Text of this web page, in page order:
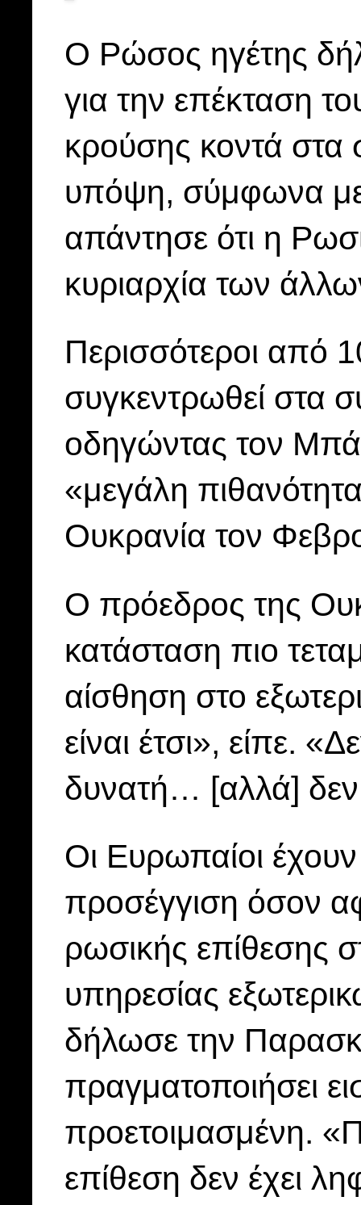
Ο Ρώσος ηγέτης
για την επέκταση
κρούσης κοντά
υπόψη, σύμφωνα με
απάντησε ότι η
κυριαρχία των
Περισσότεροι από
συγκεντρωθεί στα
οδηγώντας τον
«μεγάλη
Ουκρανία τον
Ο πρόεδρος της
κατάσταση πιο
αίσθηση στο
είναι έτσι», είπε.
δυνατή… [αλλά] δεν
Οι Ευρωπαίοι
προσέγγιση όσον
ρωσικής επίθεσης
υπηρεσίας
δήλωσε την
πραγματοποιήσει
προετοιμασμένη.
επίθεση δεν έχει